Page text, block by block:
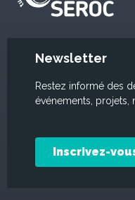
Newsletter
Restez informé des
événements, projets,
Inscrivez-